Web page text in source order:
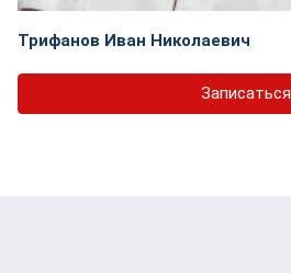
Трифанов Иван Николаевич
Записаться